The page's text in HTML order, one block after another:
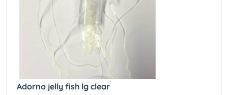
Adorno jelly fish lg clear